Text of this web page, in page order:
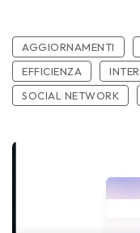
AGGIORNAMENTI
EFFICIENZA
SOCIAL NETWORK